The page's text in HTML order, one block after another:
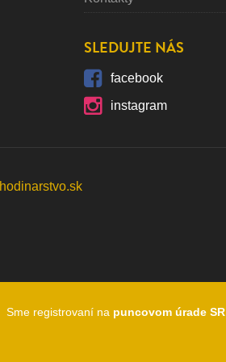
SLEDUJTE NÁS
facebook
instagram
Sme registrovaní na puncovom úrade SR